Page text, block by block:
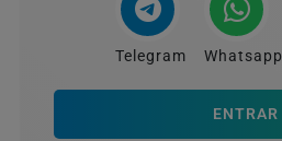
Telegram Whatsapp
ENTRAR